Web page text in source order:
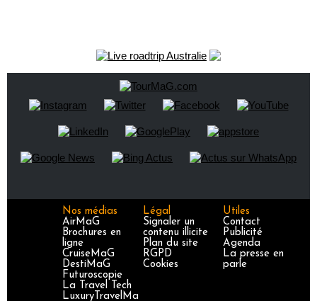
Nos médias
AirMaG
Brochures en
ligne
CruiseMaG
DestiMaG
Futuroscopie
La Travel Tech
LuxuryTravelMa
Légal
Signaler un
contenu illicite
Plan du site
RGPD
Cookies
Utiles
Contact
Publicité
Agenda
La presse en
parle